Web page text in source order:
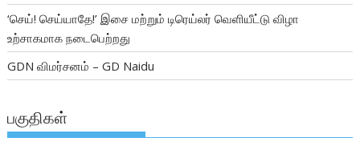
‘செய்! செய்யாதே!’ இசை மற்றும் டிரெய்லர் வெளியீட்டு விழா
உற்சாகமாக நடைபெற்றது
GDN விமர்சனம் – GD Naidu
பகுதிகள்